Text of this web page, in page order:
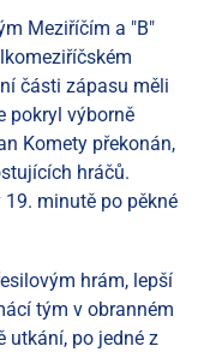
Meziříčím a "B"
části zápasu měli
pokryl výborně
Komety překonán,
hráčů.
minutě po pěkné
hrám, lepší
tým v obranném
utkání, po jedné z